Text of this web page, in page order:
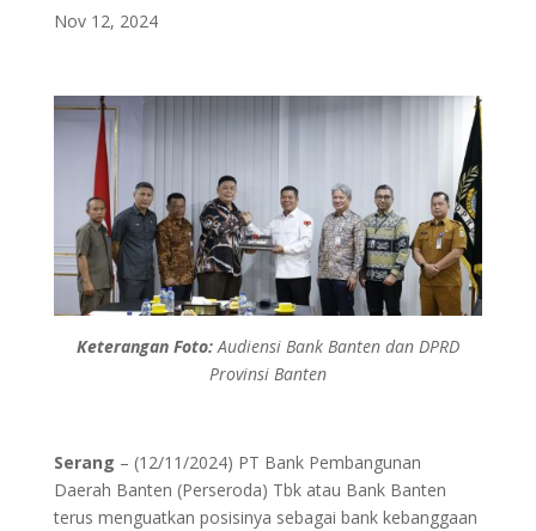
Nov 12, 2024
Keterangan Foto:Audiensi Bank Banten dan DPRD
Provinsi Banten
Serang – (12/11/2024) PT Bank Pembangunan
Daerah Banten (Perseroda) Tbk atau Bank Banten
terus menguatkan posisinya sebagai bank kebanggaan